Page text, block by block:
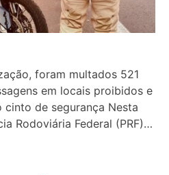
foram multados 521
em locais proibidos e
de segurança Nesta
Rodoviária Federal (PRF)…